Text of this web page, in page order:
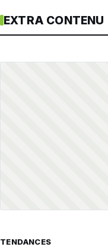
EXTRA CONTENU
TENDANCES